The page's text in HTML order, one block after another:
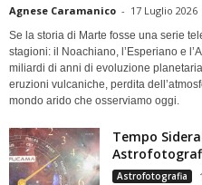
Agnese Caramanico - 17 Luglio 2026
Se la storia di Marte fosse una serie
stagioni: il Noachiano, l’Esperiano e
miliardi di anni di evoluzione
eruzioni vulcaniche, perdita
mondo arido che osserviamo oggi.
Tempo
Astrofotografia